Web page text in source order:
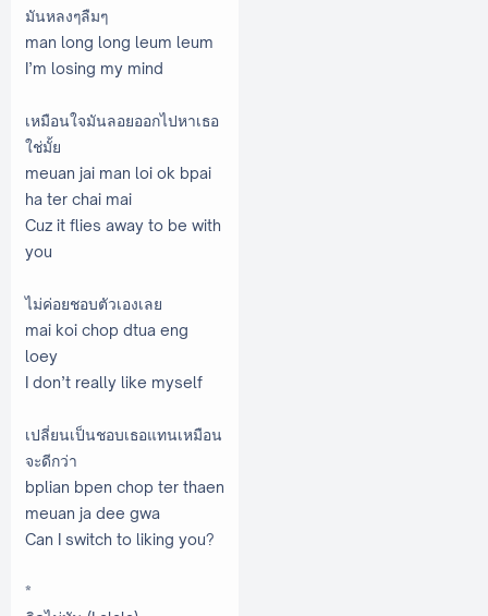
มันหลงๆลืมๆ
man long long leum leum
I’m losing my mind
เหมือนใจมันลอยออกไปหาเธอ
ใช่มั้ย
meuan jai man loi ok bpai
ha ter chai mai
Cuz it flies away to be with
you
ไม่ค่อยชอบตัวเองเลย
mai koi chop dtua eng
loey
I don’t really like myself
เปลี่ยนเป็นชอบเธอแทนเหมือน
จะดีกว่า
bplian bpen chop ter thaen
meuan ja dee gwa
Can I switch to liking you?
*